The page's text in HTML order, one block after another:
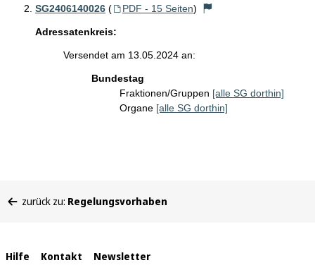
SG2406140026 ( PDF - 15 Seiten)
Adressatenkreis:
Versendet am 13.05.2024 an:
Bundestag
Fraktionen/Gruppen [alle SG dorthin]
Organe [alle SG dorthin]
befinden
zurück zu: Regelungsvorhaben
Interne
Hilfe Kontakt Newsletter